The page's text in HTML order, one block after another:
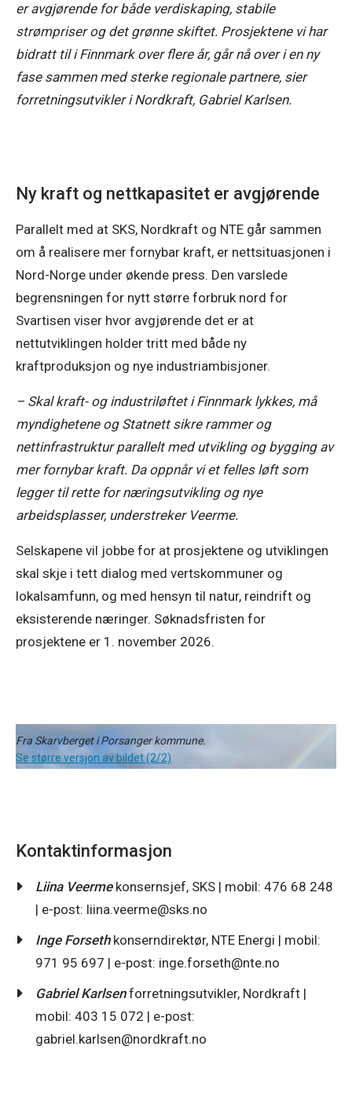
er avgjørende for både verdiskaping, stabile
strømpriser og det grønne skiftet. Prosjektene vi har
bidratt til i Finnmark over flere år, går nå over i en ny
fase sammen med sterke regionale partnere, sier
forretningsutvikler i Nordkraft, Gabriel Karlsen.
Ny kraft og nettkapasitet er avgjørende
Parallelt med at SKS, Nordkraft og NTE går sammen
om å realisere mer fornybar kraft, er nettsituasjonen i
Nord-Norge under økende press. Den varslede
begrensningen for nytt større forbruk nord for
Svartisen viser hvor avgjørende det er at
nettutviklingen holder tritt med både ny
kraftproduksjon og nye industriambisjoner.
– Skal kraft- og industriløftet i Finnmark lykkes, må
myndighetene og Statnett sikre rammer og
nettinfrastruktur parallelt med utvikling og bygging av
mer fornybar kraft. Da oppnår vi et felles løft som
legger til rette for næringsutvikling og nye
arbeidsplasser, understreker Veerme.
Selskapene vil jobbe for at prosjektene og utviklingen
skal skje i tett dialog med vertskommuner og
lokalsamfunn, og med hensyn til natur, reindrift og
eksisterende næringer. Søknadsfristen for
prosjektene er 1. november 2026.
Fra Skarvberget i Porsanger kommune.
Se større versjon av bildet (2/2)
Kontaktinformasjon
Liina Veerme konsernsjef, SKS | mobil: 476 68 248
| e-post: liina.veerme@sks.no
Inge Forseth konserndirektør, NTE Energi | mobil:
971 95 697 | e-post: inge.forseth@nte.no
Gabriel Karlsenforretningsutvikler, Nordkraft |
mobil: 403 15 072 | e-post:
gabriel.karlsen@nordkraft.no